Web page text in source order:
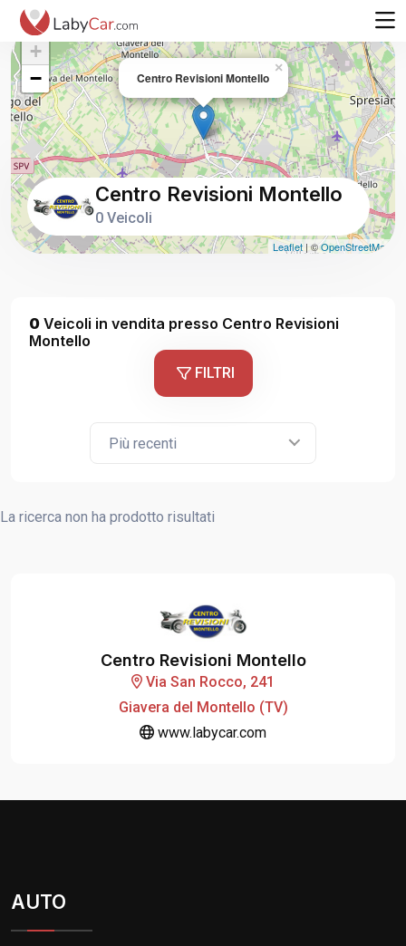
Centro Revisioni Montello
×
+
−
Leaflet | ©OpenStreetMap
Centro Revisioni Montello
0 Veicoli
0 Veicoli in vendita presso Centro Revisioni
Montello
FILTRI
Più recenti
La ricerca non ha prodotto risultati
Centro Revisioni Montello
Via San Rocco, 241
Giavera del Montello (TV)
www.labycar.com
AUTO